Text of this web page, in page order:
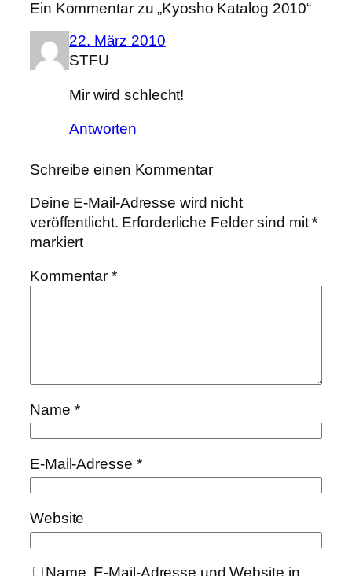
Ein Kommentar zu „Kyosho Katalog 2010“
22. März 2010
STFU
Mir wird schlecht!
Antworten
Schreibe einen Kommentar
Deine E-Mail-Adresse wird nicht
veröffentlicht. Erforderliche Felder sind mit*
markiert
Kommentar*
Name *
E-Mail-Adresse *
Website
Name, E-Mail-Adresse und Website in